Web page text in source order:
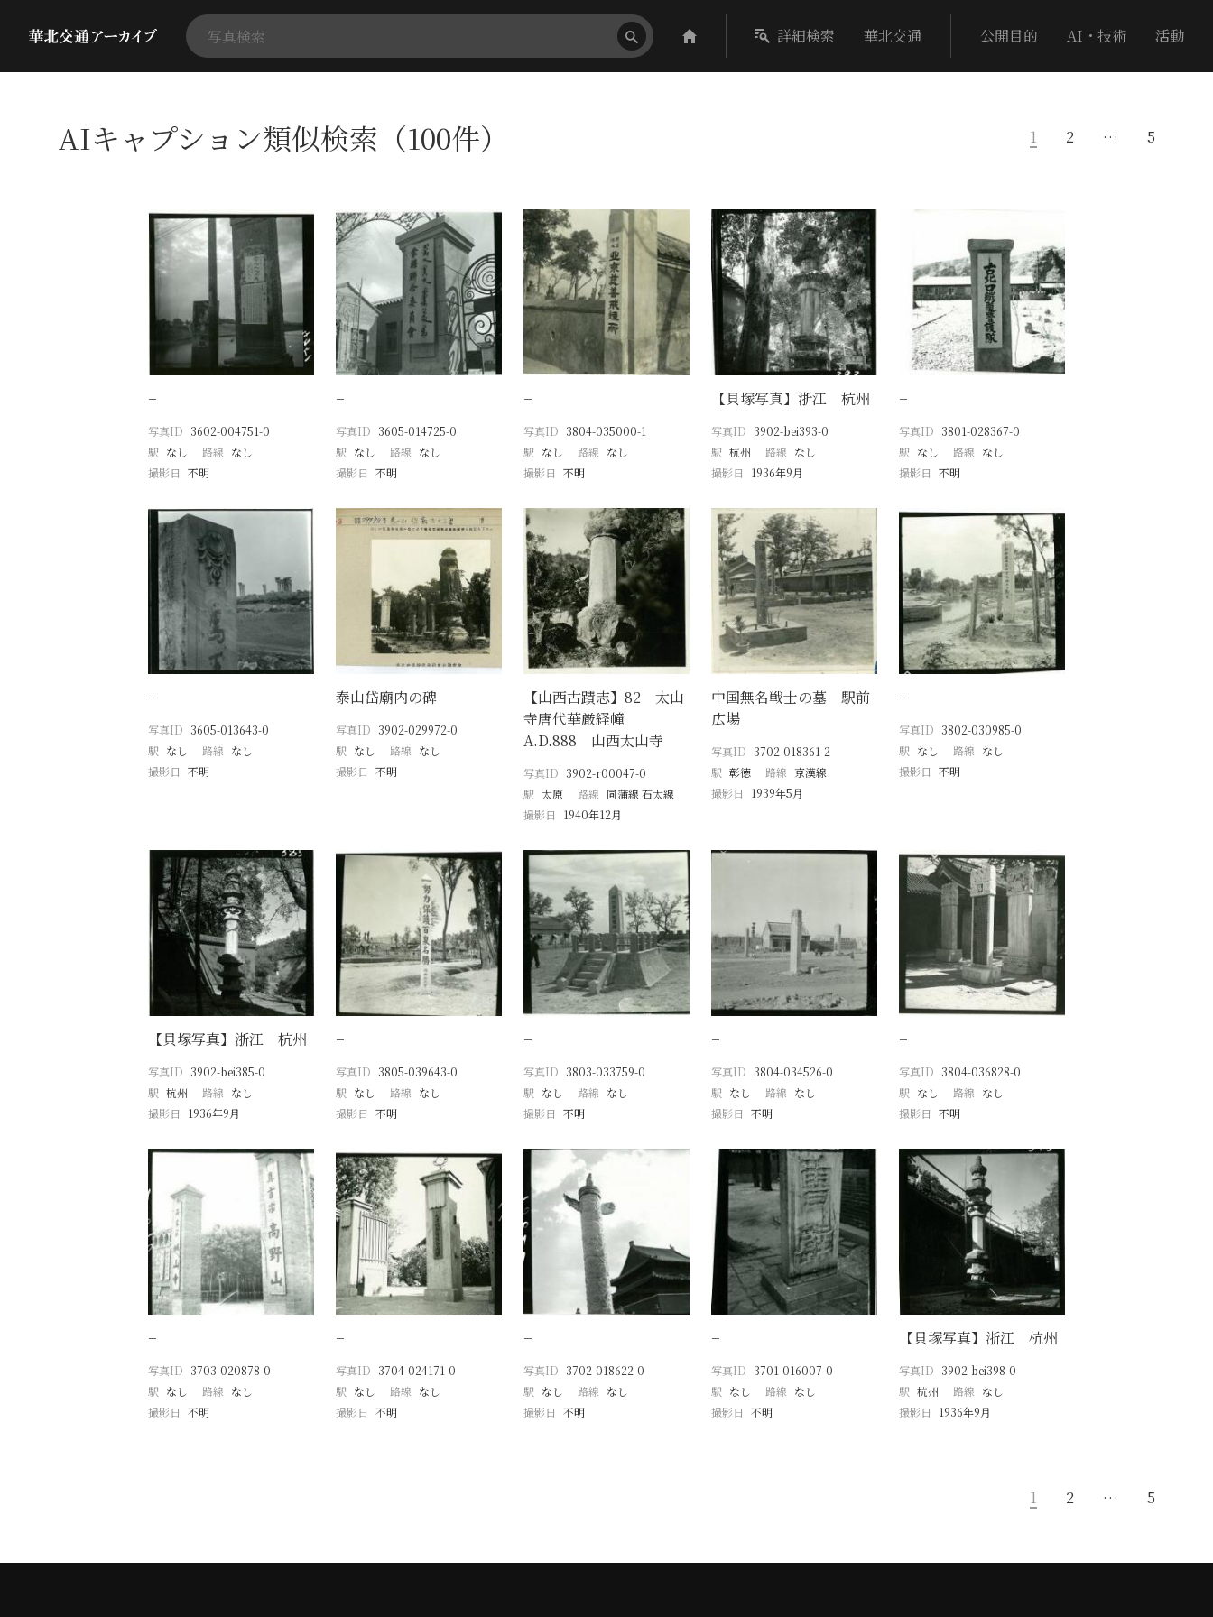
詳細検索 華北交通 公開目的 AI・技術 活動
AIキャプション類似検索（100件） 1 2 … 5
−
写真ID 3602-004751-0
駅 なし 路線 なし
撮影日 不明
−
写真ID 3605-014725-0
駅 なし 路線 なし
撮影日 不明
−
写真ID 3804-035000-1
駅 なし 路線 なし
撮影日 不明
【貝塚写真】浙江 杭州
写真ID 3902-bei393-0
駅 杭州 路線 なし
撮影日
1936年9月
−
写真ID 3801-028367-0
駅 なし 路線 なし
撮影日 不明
−
写真ID 3605-013643-0
駅 なし 路線 なし
撮影日 不明
泰山岱廟内の碑
写真ID 3902-029972-0
駅 なし 路線 なし
撮影日 不明
【山西古蹟志】82 太山
寺唐代華厳経幢
A.D.888 山西太山寺
写真ID 3902-r00047-0
駅 太原 路線 同蒲線 石太線
撮影日
1940年12月
中国無名戦士の墓 駅前
広場
写真ID 3702-018361-2
駅 彰徳 路線 京漢線
撮影日
1939年5月
−
写真ID 3802-030985-0
駅 なし 路線 なし
撮影日 不明
【貝塚写真】浙江 杭州
写真ID 3902-bei385-0
駅 杭州 路線 なし
撮影日
1936年9月
−
写真ID 3805-039643-0
駅 なし 路線 なし
撮影日 不明
−
写真ID 3803-033759-0
駅 なし 路線 なし
撮影日 不明
−
写真ID 3804-034526-0
駅 なし 路線 なし
撮影日 不明
−
写真ID 3804-036828-0
駅 なし 路線 なし
撮影日 不明
−
写真ID 3703-020878-0
駅 なし 路線 なし
撮影日 不明
−
写真ID 3704-024171-0
駅 なし 路線 なし
撮影日 不明
−
写真ID 3702-018622-0
駅 なし 路線 なし
撮影日 不明
−
写真ID 3701-016007-0
駅 なし 路線 なし
撮影日 不明
【貝塚写真】浙江 杭州
写真ID 3902-bei398-0
駅 杭州 路線 なし
撮影日
1936年9月
1 2 … 5